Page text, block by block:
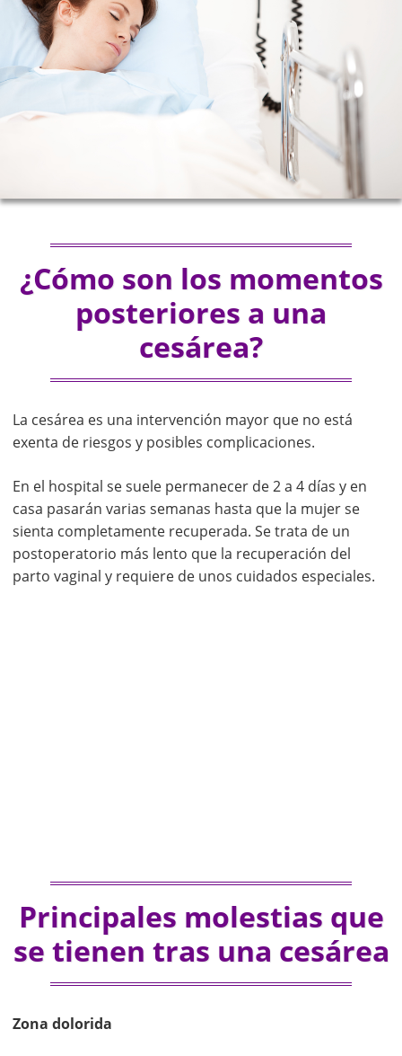
¿Cómo son los momentos
posteriores a una
cesárea?
La cesárea es una intervención mayor que no está
exenta de riesgos y posibles complicaciones.
En el hospital se suele permanecer de 2 a 4 días y en
casa pasarán varias semanas hasta que la mujer se
sienta completamente recuperada. Se trata de un
postoperatorio más lento que la recuperación del
parto vaginal y requiere de unos cuidados especiales.
Principales molestias que
se tienen tras una cesárea
Zona dolorida